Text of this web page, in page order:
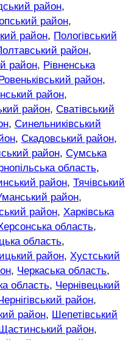
район,
район,
район, Пологівський
район,
район, Рівненська
Ровеньківський район,
район,
район, Сватівський
, Синельниківський
, Скадовський район,
район, Сумська
область,
район, Тячівський
район,
район, Харківська
область,
область,
район, Хустський
, Черкаська область,
область, Чернівецький
район,
район, Шепетівський
Щастинський район,